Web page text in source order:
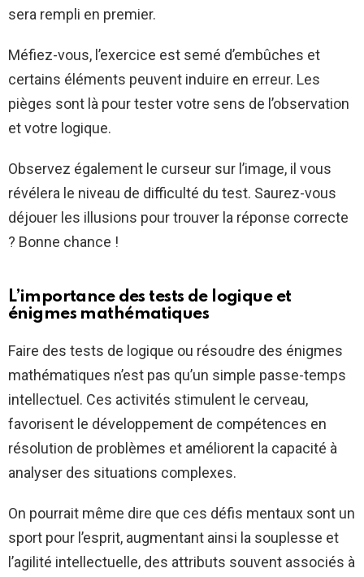
sera rempli en premier.
Méfiez-vous, l’exercice est semé d’embûches et
certains éléments peuvent induire en erreur. Les
pièges sont là pour tester votre sens de l’observation
et votre logique.
Observez également le curseur sur l’image, il vous
révélera le niveau de difficulté du test. Saurez-vous
déjouer les illusions pour trouver la réponse correcte
? Bonne chance !
L’importance des tests de logique et
énigmes mathématiques
Faire des tests de logique ou résoudre des énigmes
mathématiques n’est pas qu’un simple passe-temps
intellectuel. Ces activités stimulent le cerveau,
favorisent le développement de compétences en
résolution de problèmes et améliorent la capacité à
analyser des situations complexes.
On pourrait même dire que ces défis mentaux sont un
sport pour l’esprit, augmentant ainsi la souplesse et
l’agilité intellectuelle, des attributs souvent associés à